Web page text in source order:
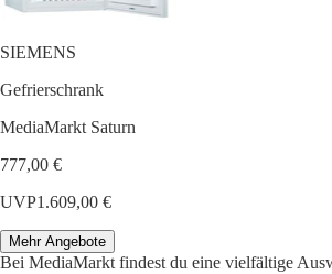
SIEMENS
Gefrierschrank
MediaMarkt Saturn
777,00 €
UVP1.609,00 €
Mehr Angebote
Bei MediaMarkt findest du eine vielfältige